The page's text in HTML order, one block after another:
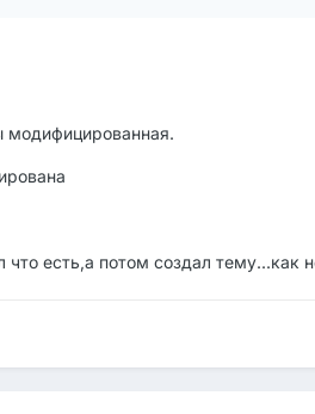
модифицированная.
есть,а потом создал тему...как